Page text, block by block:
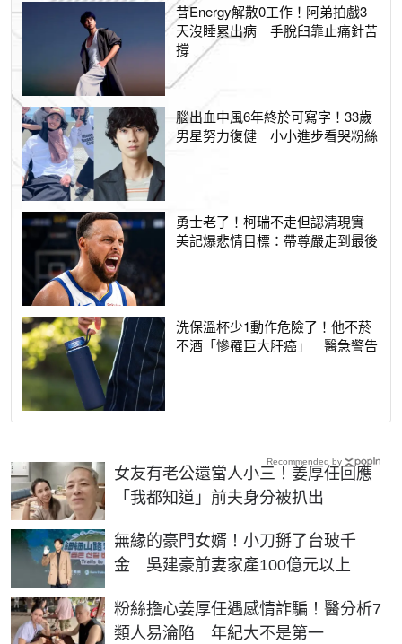
昔Energy解散0工作！阿弟拍戲3
天沒睡累出病 手脫臼靠止痛針苦
撐
腦出血中風6年終於可寫字！33歲
男星努力復健 小小進步看哭粉絲
勇士老了！柯瑞不走但認清現實
美記爆悲情目標：帶尊嚴走到最後
洗保溫杯少1動作危險了！他不菸
不酒「慘罹巨大肝癌」 醫急警告
女友有老公還當人小三！姜厚任回應
「我都知道」前夫身分被扒出
無緣的豪門女婿！小刀掰了台玻千
金 吳建豪前妻家產100億元以上
粉絲擔心姜厚任遇感情詐騙！醫分析7
類人易淪陷 年紀大不是第一
Recommended by